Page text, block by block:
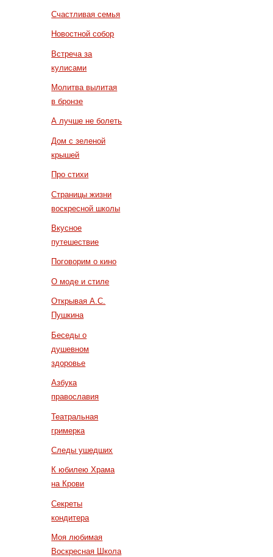
Счастливая семья
Новостной собор
Встреча за
кулисами
Молитва вылитая
в бронзе
А лучше не болеть
Дом с зеленой
крышей
Про стихи
Страницы жизни
воскресной школы
Вкусное
путешествие
Поговорим о кино
О моде и стиле
Открывая А.С.
Пушкина
Беседы о
душевном
здоровье
Азбука
православия
Театральная
гримерка
Следы ушедших
К юбилею Храма
на Крови
Секреты
кондитера
Моя любимая
Воскресная Школа